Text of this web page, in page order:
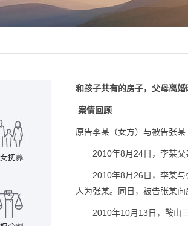
和孩子共有的房子，父母离
案情回顾
原告李某（女方）与被告张
2010年8月24日，李某父
2010年8月26日，李某
人为张某。同日，被告张某
2010年10月13日，鞍山